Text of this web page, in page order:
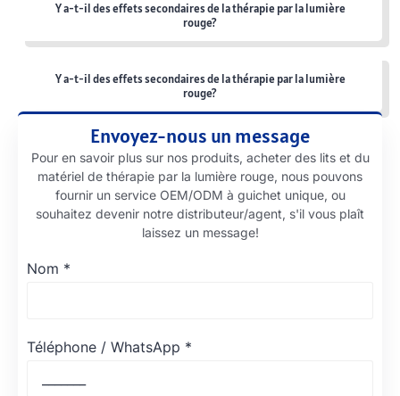
Y a-t-il des effets secondaires de la thérapie par la lumière
rouge?
Y a-t-il des effets secondaires de la thérapie par la lumière
rouge?
Envoyez-nous un message
Pour en savoir plus sur nos produits, acheter des lits et du
matériel de thérapie par la lumière rouge, nous pouvons
fournir un service OEM/ODM à guichet unique, ou
souhaitez devenir notre distributeur/agent, s'il vous plaît
laissez un message!
Nom *
Téléphone / WhatsApp *